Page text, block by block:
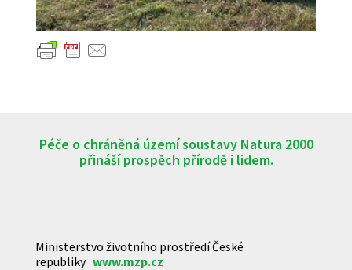
Péče o chráněná území soustavy Natura 2000
přináší prospěch přírodě i lidem.
Ministerstvo životního prostředí České
republiky www.mzp.cz